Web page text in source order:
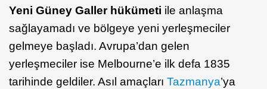
Yeni Güney Galler hükümeti ile anlaşma
sağlayamadı ve bölgeye yeni yerleşmeciler
gelmeye başladı. Avrupa’dan gelen
yerleşmeciler ise Melbourne’e ilk defa 1835
tarihinde geldiler. Asıl amaçları Tazmanya’ya